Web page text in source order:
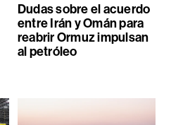
Dudas sobre el acuerdo
entre Irán y Omán para
reabrir Ormuz impulsan
al petróleo